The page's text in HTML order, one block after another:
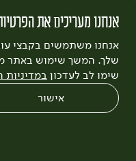
אנחנו מעריכים את
אנחנו משתמשים בקבצי
שלך. המשך שימוש באתר
שימו לב לעדכון במדיניות
אישור
לצפייה